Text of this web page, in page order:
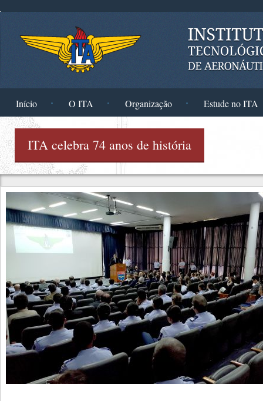
Início O ITA Organização Estude no ITA
ITA celebra 74 anos de história